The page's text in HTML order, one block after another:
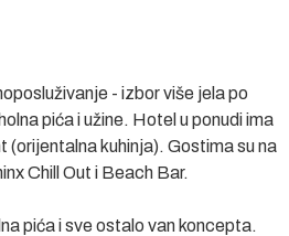
- izbor više jela po
pića i užine. Hotel u ponudi ima
kuhinja). Gostima su na
Chill Out i Beach Bar.
pića i sve ostalo van koncepta.